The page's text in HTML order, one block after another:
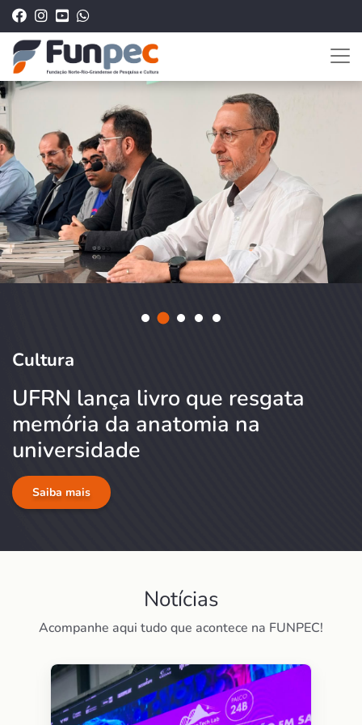
Cultura
UFRN lança livro que resgata
memória da anatomia na
universidade
Saiba mais
Notícias
Acompanhe aqui tudo que acontece na FUNPEC!